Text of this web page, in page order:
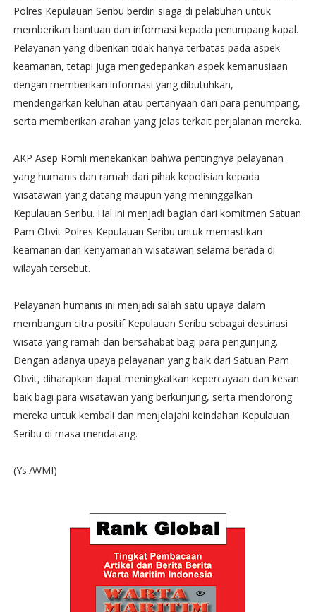
Polres Kepulauan Seribu berdiri siaga di pelabuhan untuk
memberikan bantuan dan informasi kepada penumpang kapal.
Pelayanan yang diberikan tidak hanya terbatas pada aspek
keamanan, tetapi juga mengedepankan aspek kemanusiaan
dengan memberikan informasi yang dibutuhkan,
mendengarkan keluhan atau pertanyaan dari para penumpang,
serta memberikan arahan yang jelas terkait perjalanan mereka.
AKP Asep Romli menekankan bahwa pentingnya pelayanan
yang humanis dan ramah dari pihak kepolisian kepada
wisatawan yang datang maupun yang meninggalkan
Kepulauan Seribu. Hal ini menjadi bagian dari komitmen Satuan
Pam Obvit Polres Kepulauan Seribu untuk memastikan
keamanan dan kenyamanan wisatawan selama berada di
wilayah tersebut.
Pelayanan humanis ini menjadi salah satu upaya dalam
membangun citra positif Kepulauan Seribu sebagai destinasi
wisata yang ramah dan bersahabat bagi para pengunjung.
Dengan adanya upaya pelayanan yang baik dari Satuan Pam
Obvit, diharapkan dapat meningkatkan kepercayaan dan kesan
baik bagi para wisatawan yang berkunjung, serta mendorong
mereka untuk kembali dan menjelajahi keindahan Kepulauan
Seribu di masa mendatang.
(Ys./WMI)